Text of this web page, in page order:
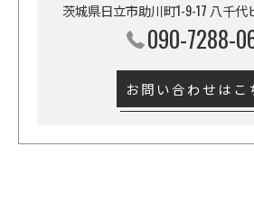
茨城県日立市助川町1-9-17 八千代
090-7288-
お問い合わせはこ